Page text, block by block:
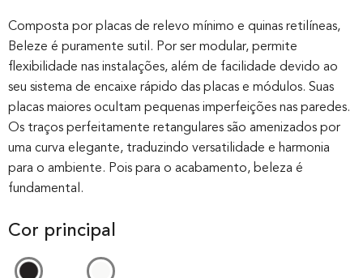
out of 0
based on
customer
rating
Composta por placas de relevo mínimo e quinas retilíneas,
Beleze é puramente sutil. Por ser modular, permite
flexibilidade nas instalações, além de facilidade devido ao
seu sistema de encaixe rápido das placas e módulos. Suas
placas maiores ocultam pequenas imperfeições nas paredes.
Os traços perfeitamente retangulares são amenizados por
uma curva elegante, traduzindo versatilidade e harmonia
para o ambiente. Pois para o acabamento, beleza é
fundamental.
Cor principal